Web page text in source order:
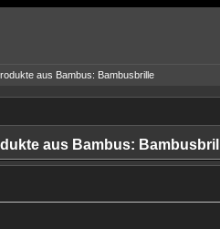
aus Bambus: Bambusbrille
aus Bambus: